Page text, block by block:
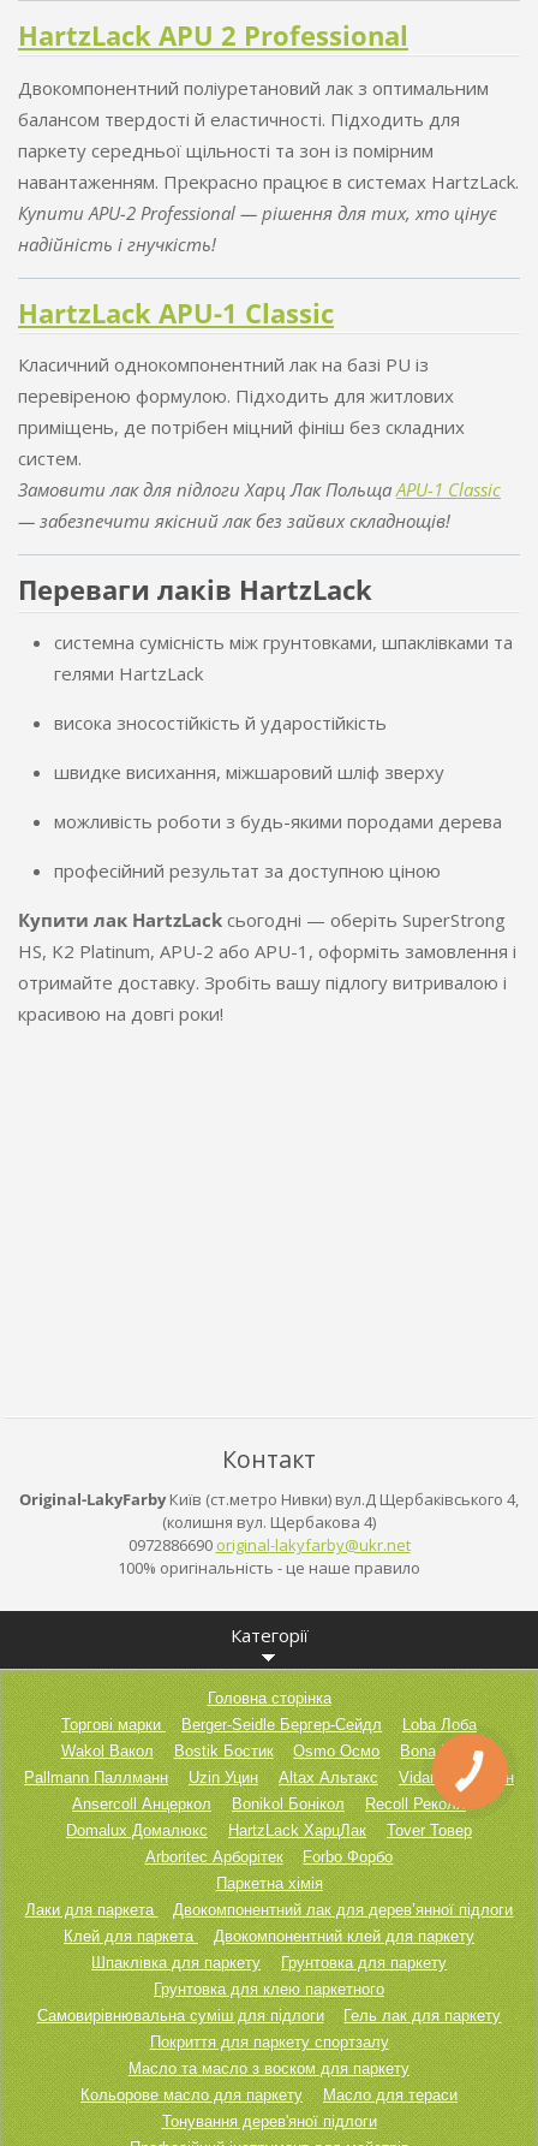
HartzLack APU 2 Professional
Двокомпонентний поліуретановий лак з оптимальним
балансом твердості й еластичності. Підходить для
паркету середньої щільності та зон із помірним
навантаженням. Прекрасно працює в системах HartzLack.
Купити APU-2 Professional — рішення для тих, хто цінує
надійність і гнучкість!
HartzLack APU-1 Classic
Класичний однокомпонентний лак на базі PU із
перевіреною формулою. Підходить для житлових
приміщень, де потрібен міцний фініш без складних
систем.
Замовити лак для підлоги Харц Лак ПольщаAPU-1 Classic
— забезпечити якісний лак без зайвих складнощів!
Переваги лаків HartzLack
системна сумісність між грунтовками, шпаклівками та
гелями HartzLack
висока зносостійкість й ударостійкість
швидке висихання, міжшаровий шліф зверху
можливість роботи з будь-якими породами дерева
професійний результат за доступною ціною
Купити лак HartzLackсьогодні — оберіть SuperStrong
HS, K2 Platinum, APU-2 або APU-1, оформіть замовлення і
отримайте доставку. Зробіть вашу підлогу витривалою і
красивою на довгі роки!
Контакт
Original-LakyFarby Київ (ст.метро Нивки) вул.Д Щербаківського 4,
(колишня вул. Щербакова 4)
0972886690 original-lakyfarby@ukr.net
100% оригінальність - це наше правило
Категорії
Головна сторінка
Торгові марки
Berger-Seidle Бергер-Сейдл
Loba Лоба
Wakol Вакол
Bostik Бостик Osmo Осмо
Bona Бона
Pallmann Паллманн
Uzin Уцин Altax Альтакс
Vidaron Відарон
Ansercoll Анцеркол
Bonikol Бонікол
Recoll Реколл
Domalux Домалюкс
HartzLack ХарцЛак
Tover Товер
Arboritec Арборітек
Forbo Форбо
Паркетна хімія
Лаки для паркета
Двокомпонентний лак для дерев’янної підлоги
Клей для паркета
Двокомпонентний клей для паркету
Шпаклівка для паркету
Грунтовка для паркету
Грунтовка для клею паркетного
Самовирівнювальна суміш для підлоги
Гель лак для паркету
Покриття для паркету спортзалу
Масло та масло з воском для паркету
Кольорове масло для паркету
Масло для тераси
Тонування дерев'яної підлоги